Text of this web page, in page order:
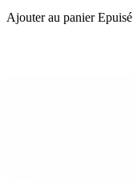
Ajouter au panierEpuisé